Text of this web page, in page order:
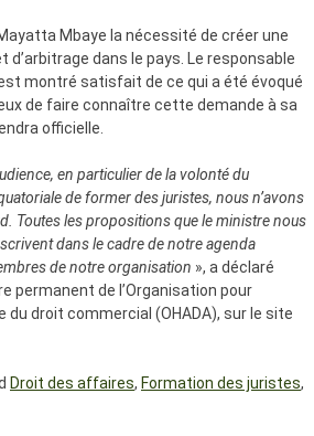
Mbaye la nécessité de créer une
dans le pays. Le responsable
montré satisfait de ce qui a été évoqué
de faire connaître cette demande à sa
officielle.
en particulier de la volonté du
de former des juristes, nous n’avons
Toutes les propositions que le ministre nous
dans le cadre de notre agenda
de notre organisation », a déclaré
permanent de l’Organisation pour
du droit commercial (OHADA), sur le site
Droit des affaires, Formation des juristes,